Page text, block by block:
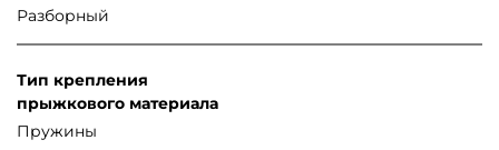
Разборный
Тип крепления
прыжкового материала
Пружины